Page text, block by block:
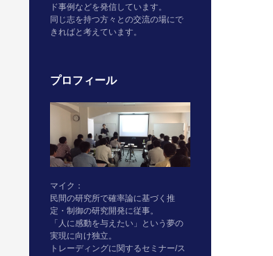
ド事例などを発信しています。
同じ志を持つ方々との交流の場にで
きればと考えています。
プロフィール
マイク：
民間の研究所で確率論に基づく推
定・制御の研究開発に従事。
「人に感動を与えたい」という夢の
実現に向け独立。
トレーディングに関するセミナー/ス